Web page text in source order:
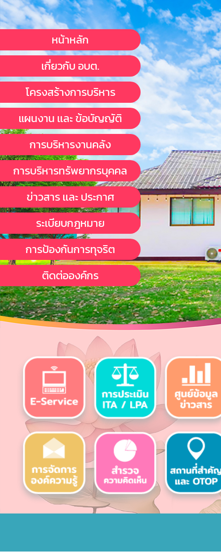
หน้าหลัก
เกี่ยวกับ อบต.
โครงสร้างการบริหาร
แผนงาน เเละ ข้อบัญญัติ
การบริหารงานคลัง
การบริหารทรัพยากรบุคคล
ข่าวสาร เเละ ประกาศ
ระเบียบกฎหมาย
การป้องกันการทุจริต
ติดต่อองค์กร